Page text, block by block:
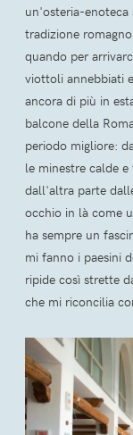
un'osteria-
tradizione
quando per
viottoli annebbiati
ancora di più in
balcone della
periodo migliore:
le minestre calde
dall'altra parte
occhio in là come
ha sempre un
mi fanno i paesini
ripide così strette
che mi riconcilia